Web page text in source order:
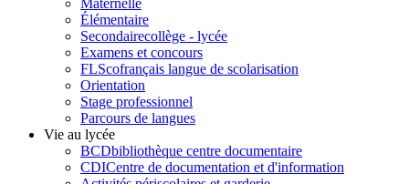
Maternelle
Élémentaire
Secondairecollège - lycée
Examens et concours
FLScofrançais langue de scolarisation
Orientation
Stage professionnel
Parcours de langues
Vie au lycée
BCDbibliothèque centre documentaire
CDICentre de documentation et d'information